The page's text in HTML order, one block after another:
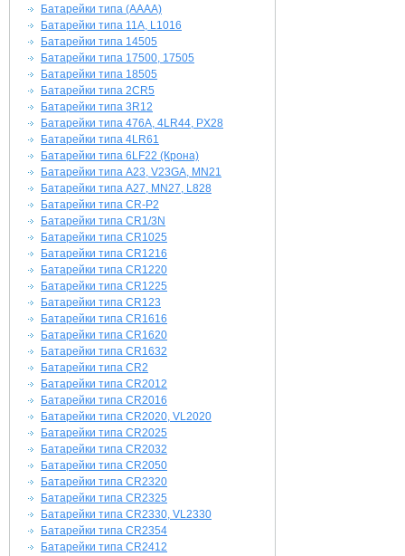
Батарейки типа (AAAA)
Батарейки типа 11A, L1016
Батарейки типа 14505
Батарейки типа 17500, 17505
Батарейки типа 18505
Батарейки типа 2CR5
Батарейки типа 3R12
Батарейки типа 476A, 4LR44, PX28
Батарейки типа 4LR61
Батарейки типа 6LF22 (Крона)
Батарейки типа A23, V23GA, MN21
Батарейки типа A27, MN27, L828
Батарейки типа CR-P2
Батарейки типа CR1/3N
Батарейки типа CR1025
Батарейки типа CR1216
Батарейки типа CR1220
Батарейки типа CR1225
Батарейки типа CR123
Батарейки типа CR1616
Батарейки типа CR1620
Батарейки типа CR1632
Батарейки типа CR2
Батарейки типа CR2012
Батарейки типа CR2016
Батарейки типа CR2020, VL2020
Батарейки типа CR2025
Батарейки типа CR2032
Батарейки типа CR2050
Батарейки типа CR2320
Батарейки типа CR2325
Батарейки типа CR2330, VL2330
Батарейки типа CR2354
Батарейки типа CR2412